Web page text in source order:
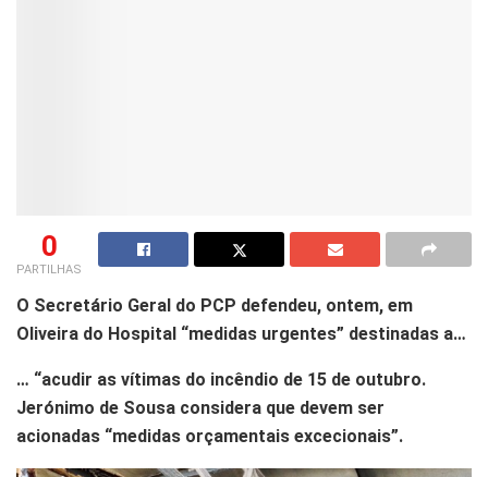
0
PARTILHAS
O Secretário Geral do PCP defendeu, ontem, em
Oliveira do Hospital “medidas urgentes” destinadas a…
… “acudir as vítimas do incêndio de 15 de outubro.
Jerónimo de Sousa considera que devem ser
acionadas “medidas orçamentais excecionais”.